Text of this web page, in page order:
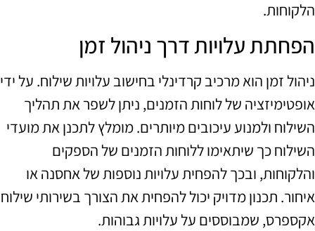
הלקוחות.
הפחתת עלויות דרך ניהול זמן
ניהול זמן הוא מרכיב קרדינלי בחישוב עלויות שילוח. על ידי
אופטימיזציה של לוחות הזמנים, ניתן לשפר את תהליך
השילוח ולמנוע עיכובים מיותרים. מומלץ לתכנן את מועדי
השילוח כך שיתאימו ללוחות הזמנים של הספקים
והלקוחות, ובכך להפחית עלויות נוספות של אחסנה או
איחור. תכנון מדויק יכול להפחית את הצורך בשירותי שילוח
אקספרס, שמבוססים על עלויות גבוהות.